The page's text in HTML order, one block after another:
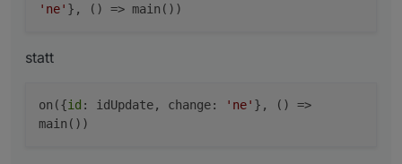
'ne' }, () => main())
statt
on({id : idUpdate, change: 'ne' }, () =>
main())